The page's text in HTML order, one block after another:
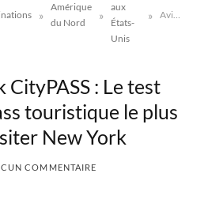
»
Amérique
du Nord
»
aux
États-
Unis
» Avis New York CityPASS : Le test complet du pass touristique le plus connu pour visiter New York
CityPASS : Le test
touristique le plus
New York
COMMENTAIRE